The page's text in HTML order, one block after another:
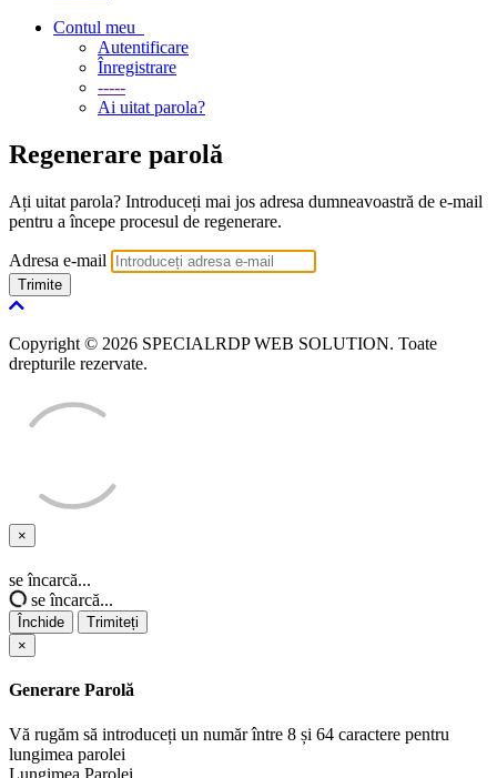
Contul meu
Autentificare
Înregistrare
-----
Ai uitat parola?
Regenerare parolă
Ați uitat parola? Introduceți mai jos adresa dumneavoastră de e-mail
pentru a începe procesul de regenerare.
Adresa e-mail
Trimite
Copyright © 2026 SPECIALRDP WEB SOLUTION. Toate
drepturile rezervate.
×
Închide
se încarcă...
se încarcă...
Închide
Trimiteți
×
Generare Parolă
Vă rugăm să introduceți un număr între 8 și 64 caractere pentru
lungimea parolei
Lungimea Parolei